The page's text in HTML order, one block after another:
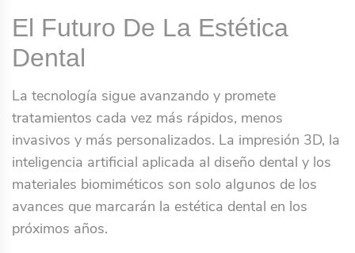
El Futuro De La Estética
Dental
La tecnología sigue avanzando y promete
tratamientos cada vez más rápidos, menos
invasivos y más personalizados. La impresión 3D, la
inteligencia artificial aplicada al diseño dental y los
materiales biomiméticos son solo algunos de los
avances que marcarán la estética dental en los
próximos años.